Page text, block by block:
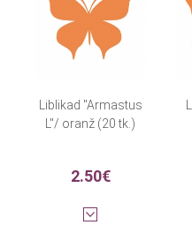
Liblikad "Armastus
L"/ oranž (20 tk.)
2.50€